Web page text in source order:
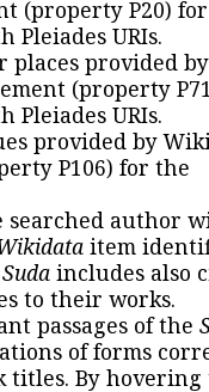
(property P20)
URIs.
places provided
(property
URIs.
provided by
P106) for the
searched author
item
Suda includes also
to their works.
passages of the
of forms
By hovering